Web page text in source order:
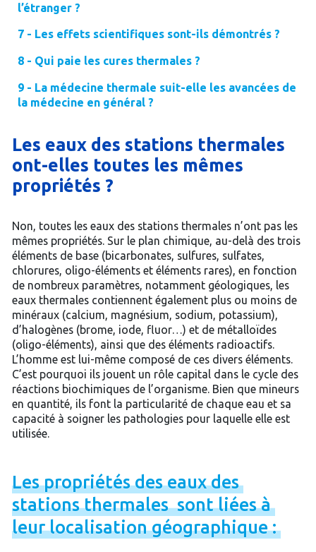
l’étranger ?
7 - Les effets scientifiques sont-ils démontrés ?
8 - Qui paie les cures thermales ?
9 - La médecine thermale suit-elle les avancées de
la médecine en général ?
Les eaux des stations thermales
ont-elles toutes les mêmes
propriétés ?
Non, toutes les eaux des stations thermales n’ont pas les
mêmes propriétés. Sur le plan chimique, au-delà des trois
éléments de base (bicarbonates, sulfures, sulfates,
chlorures, oligo-éléments et éléments rares), en fonction
de nombreux paramètres, notamment géologiques, les
eaux thermales contiennent également plus ou moins de
minéraux (calcium, magnésium, sodium, potassium),
d’halogènes (brome, iode, fluor…) et de métalloïdes
(oligo-éléments), ainsi que des éléments radioactifs.
L’homme est lui-même composé de ces divers éléments.
C’est pourquoi ils jouent un rôle capital dans le cycle des
réactions biochimiques de l’organisme. Bien que mineurs
en quantité, ils font la particularité de chaque eau et sa
capacité à soigner les pathologies pour laquelle elle est
utilisée.
Lespropriétésdeseauxdes
stationsthermalessontliéesà
leurlocalisationgéographique: